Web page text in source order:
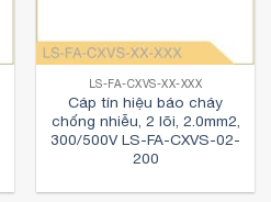
LS-FA-CXVS-XX-XXX
Cáp tín hiệu báo cháy
chống nhiễu, 2 lõi, 2.0mm2,
300/500V LS-FA-CXVS-02-
200